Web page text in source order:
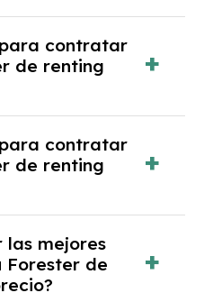
consulta de solvencia
contratar
de renting
y, en algunos
de la empresa
contratar
de renting
de ingresos y, en
fiscal y un pago
las mejores
Forester de